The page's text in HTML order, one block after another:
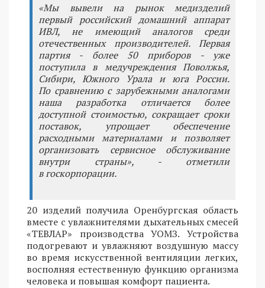
«Мы вывели на рынок медизделий
первый российский домашний аппарат
ИВЛ, не имеющий аналогов среди
отечественных производителей. Первая
партия - более 50 приборов - уже
поступила в медучреждения Поволжья,
Сибири, Южного Урала и юга России.
По сравнению с зарубежными аналогами
наша разработка отличается более
доступной стоимостью, сокращает сроки
поставок, упрощает обеспечение
расходными материалами и позволяет
организовать сервисное обслуживание
внутри страны», - отметили
в госкорпорации.
20 изделий получила Оренбургская область
вместе с увлажнителями дыхательных смесей
«ТЕВЛАР» производства УОМЗ. Устройства
подогревают и увлажняют воздушную массу
во время искусственной вентиляции легких,
восполняя естественную функцию организма
человека и повышая комфорт пациента.